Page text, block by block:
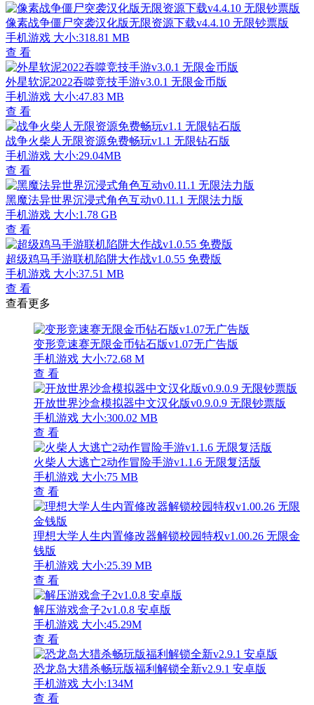
像素战争僵尸突袭汉化版无限资源下载v4.4.10 无限钞票版
手机游戏 大小:318.81 MB
查 看
外星软泥2022吞噬竞技手游v3.0.1 无限金币版
手机游戏 大小:47.83 MB
查 看
战争火柴人无限资源免费畅玩v1.1 无限钻石版
手机游戏 大小:29.04MB
查 看
黑魔法异世界沉浸式角色互动v0.11.1 无限法力版
手机游戏 大小:1.78 GB
查 看
超级鸡马手游联机陷阱大作战v1.0.55 免费版
手机游戏 大小:37.51 MB
查 看
查看更多
变形竞速赛无限金币钻石版v1.07无广告版
手机游戏 大小:72.68 M
查 看
开放世界沙盒模拟器中文汉化版v0.9.0.9 无限钞票版
手机游戏 大小:300.02 MB
查 看
火柴人大逃亡2动作冒险手游v1.1.6 无限复活版
手机游戏 大小:75 MB
查 看
理想大学人生内置修改器解锁校园特权v1.00.26 无限金
钱版
手机游戏 大小:25.39 MB
查 看
解压游戏盒子2v1.0.8 安卓版
手机游戏 大小:45.29M
查 看
恐龙岛大猎杀畅玩版福利解锁全新v2.9.1 安卓版
手机游戏 大小:134M
查 看